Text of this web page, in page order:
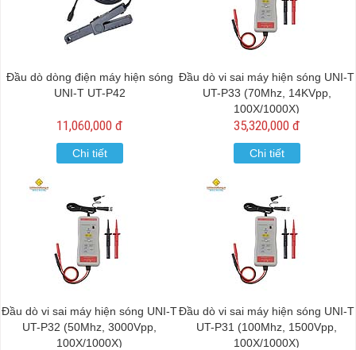
Đầu dò dòng điện máy hiện sóng
UNI-T UT-P42
11,060,000 đ
Chi tiết
Đầu dò vi sai máy hiện sóng UNI-T
UT-P33 (70Mhz, 14KVpp,
100X/1000X)
35,320,000 đ
Chi tiết
Đầu dò vi sai máy hiện sóng UNI-T
UT-P32 (50Mhz, 3000Vpp,
100X/1000X)
Đầu dò vi sai máy hiện sóng UNI-T
UT-P31 (100Mhz, 1500Vpp,
100X/1000X)